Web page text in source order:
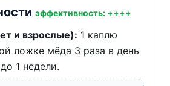
эффективность: ++++
и взрослые): 1 каплю
ложке мёда 3 раза в день
1 недели.